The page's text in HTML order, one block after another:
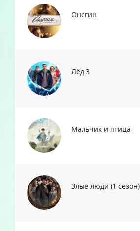
Онегин
Лёд 3
Мальчик и птица
Злые люди (1 сезон)